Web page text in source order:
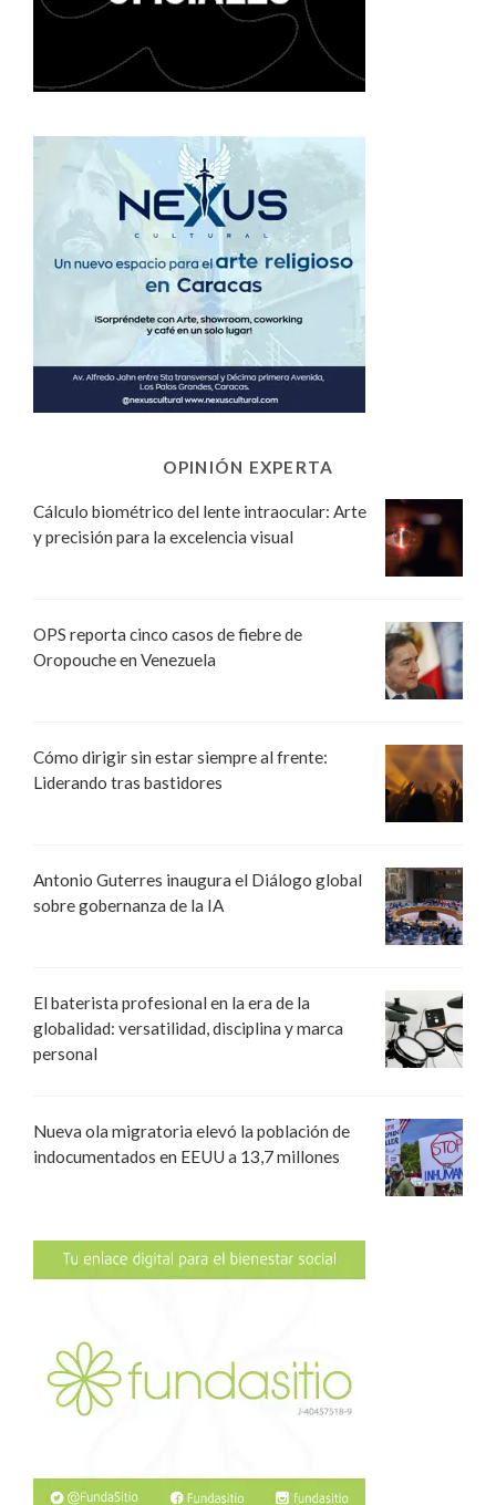
OPINIÓN EXPERTA
Cálculo biométrico del lente intraocular: Arte
y precisión para la excelencia visual
OPS reporta cinco casos de fiebre de
Oropouche en Venezuela
Cómo dirigir sin estar siempre al frente:
Liderando tras bastidores
Antonio Guterres inaugura el Diálogo global
sobre gobernanza de la IA
El baterista profesional en la era de la
globalidad: versatilidad, disciplina y marca
personal
Nueva ola migratoria elevó la población de
indocumentados en EEUU a 13,7 millones